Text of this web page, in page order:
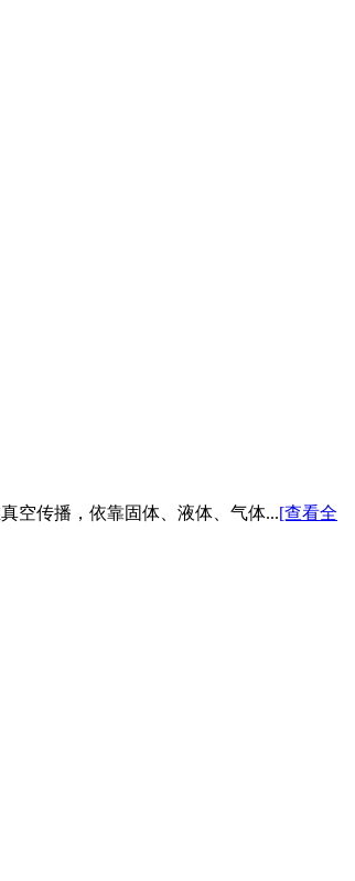
空传播，依靠固体、液体、气体...[查看全